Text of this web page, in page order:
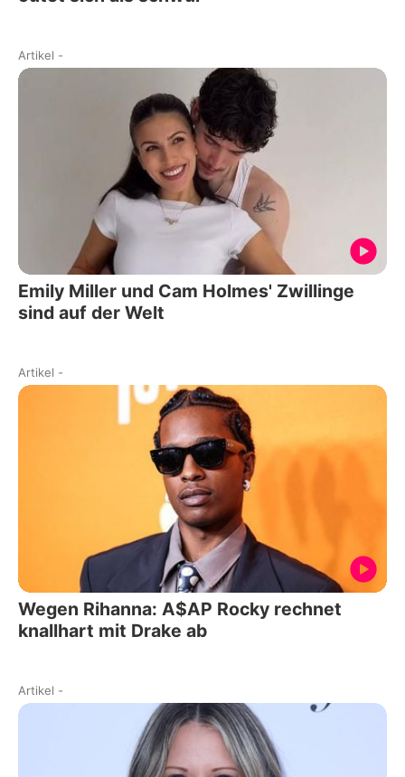
Artikel -
Emily Miller und Cam Holmes' Zwillinge
sind auf der Welt
Artikel -
Wegen Rihanna: A$AP Rocky rechnet
knallhart mit Drake ab
Artikel -